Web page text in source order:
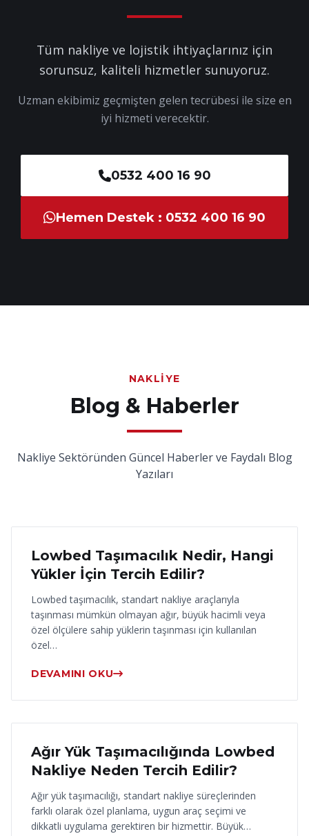
Tüm nakliye ve lojistik ihtiyaçlarınız için
sorunsuz, kaliteli hizmetler sunuyoruz.
Uzman ekibimiz geçmişten gelen tecrübesi ile size en
iyi hizmeti verecektir.
0532 400 16 90
Hemen Destek : 0532 400 16 90
NAKLIYE
Blog & Haberler
Nakliye Sektöründen Güncel Haberler ve Faydalı Blog
Yazıları
18 Haziran 2026
Lowbed Taşımacılık Nedir, Hangi
Yükler İçin Tercih Edilir?
Lowbed taşımacılık, standart nakliye araçlarıyla
taşınması mümkün olmayan ağır, büyük hacimli veya
özel ölçülere sahip yüklerin taşınması için kullanılan
özel…
DEVAMINI OKU
17 Haziran 2026
Ağır Yük Taşımacılığında Lowbed
Nakliye Neden Tercih Edilir?
Ağır yük taşımacılığı, standart nakliye süreçlerinden
farklı olarak özel planlama, uygun araç seçimi ve
dikkatli uygulama gerektiren bir hizmettir. Büyük…